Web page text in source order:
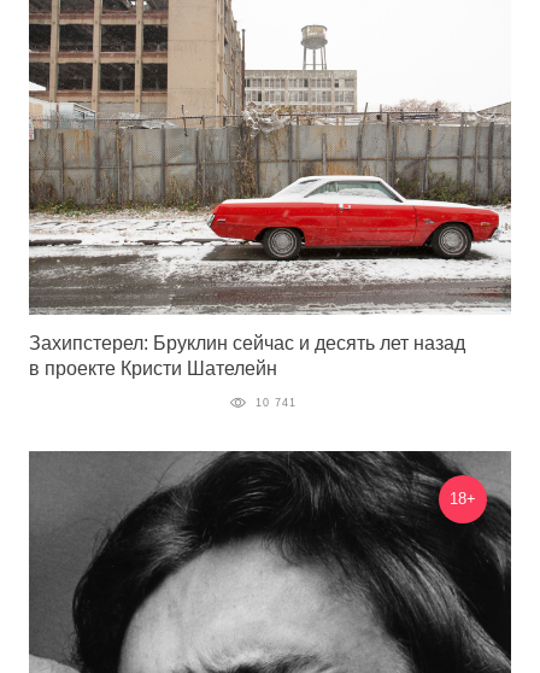
Захипстерел: Бруклин сейчас и десять лет назад
в проекте Кристи Шателейн
10 741
18+